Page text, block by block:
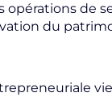
opérations de
du